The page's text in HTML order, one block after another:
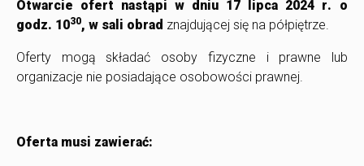
Otwarcie ofert nastąpi w dniu 17 lipca 2024 r. o
godz. 1030, w sali obrad znajdującej się na półpiętrze.
Oferty mogą składać osoby fizyczne i prawne lub
organizacje nie posiadające osobowości prawnej.
Oferta musi zawierać: